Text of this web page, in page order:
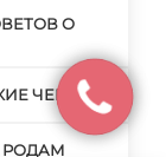
О
ЧЕРВИ
РОДАМ